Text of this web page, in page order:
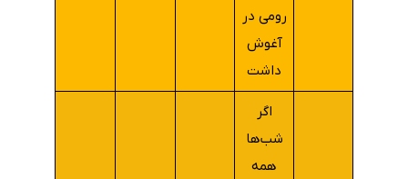
رومی در
آغوش
داشت
اگر
شب‌ها
همه